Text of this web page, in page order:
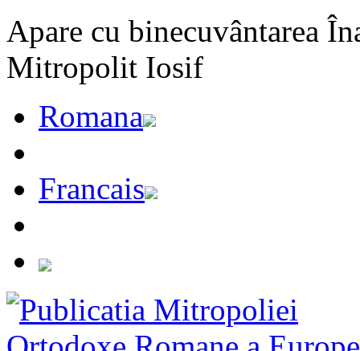
Apare cu binecuvântarea
Mitropolit Iosif
Romana
Francais